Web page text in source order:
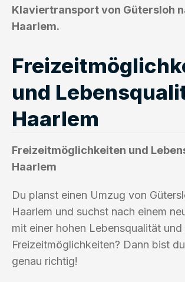
Klaviertransport von Gütersloh
Haarlem.
und
Haarlem
Freizeitmöglichkeiten und
Haarlem
Du planst einen Umzug von
Haarlem und suchst nach einem
mit einer hohen Lebensqualität und
Freizeitmöglichkeiten? Dann bist
genau richtig!